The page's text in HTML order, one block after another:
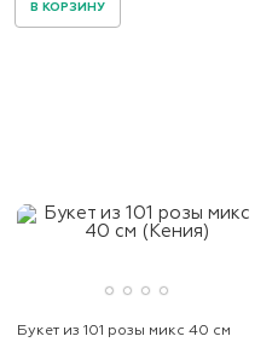
В КОРЗИНУ
Букет из 101 розы микс 40 см